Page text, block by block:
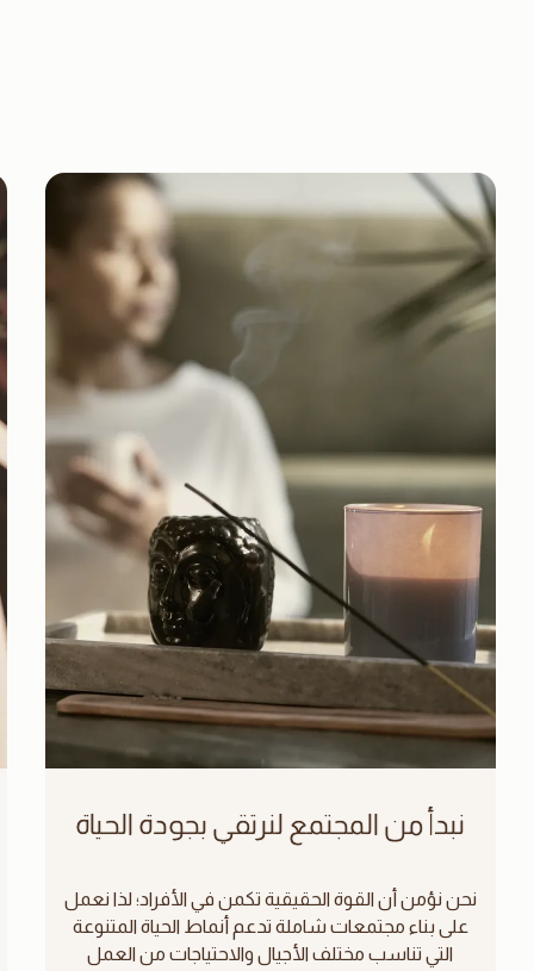
نبدأ من المجتمع لنرتقي بجودة الحياة
نحن نؤمن أن القوة الحقيقية تكمن في الأفراد؛ لذا نعمل
على بناء مجتمعات شاملة تدعم أنماط الحياة المتنوعة
التي تناسب مختلف الأجيال والاحتياجات من العمل